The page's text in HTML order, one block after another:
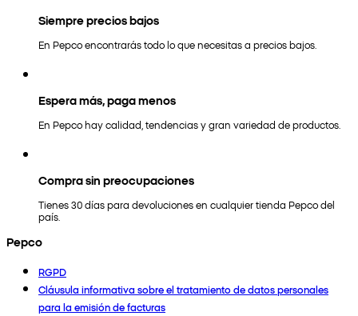
Siempre precios bajos
En Pepco encontrarás todo lo que necesitas a precios bajos.
Espera más, paga menos
En Pepco hay calidad, tendencias y gran variedad de productos.
Compra sin preocupaciones
Tienes 30 días para devoluciones en cualquier tienda Pepco del
país.
Pepco
RGPD
Cláusula informativa sobre el tratamiento de datos personales
para la emisión de facturas